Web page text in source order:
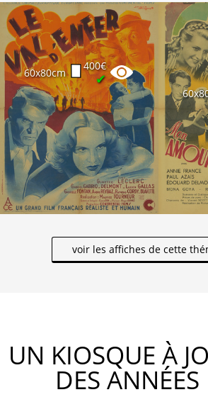
60x80cm
400€
✔
voir les affiches de cette
UN KIOSQUE À
DES